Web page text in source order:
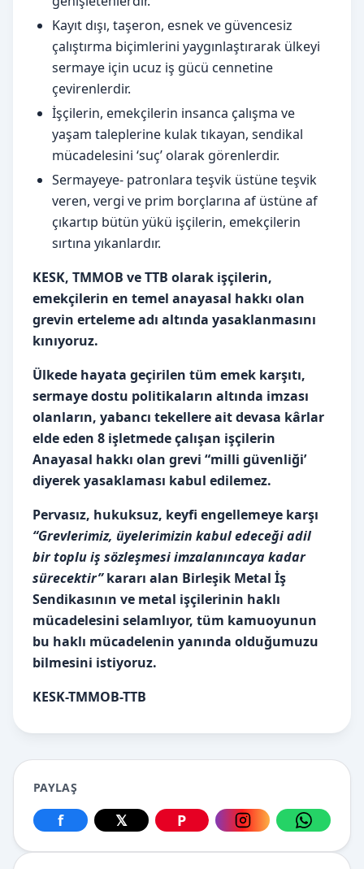
Kayıt dışı, taşeron, esnek ve güvencesiz
çalıştırma biçimlerini yaygınlaştırarak ülkeyi
sermaye için ucuz iş gücü cennetine
çevirenlerdir.
İşçilerin, emekçilerin insanca çalışma ve
yaşam taleplerine kulak tıkayan, sendikal
mücadelesini ‘suç’ olarak görenlerdir.
Sermayeye- patronlara teşvik üstüne teşvik
veren, vergi ve prim borçlarına af üstüne af
çıkartıp bütün yükü işçilerin, emekçilerin
sırtına yıkanlardır.
KESK, TMMOB ve TTB olarak işçilerin,
emekçilerin en temel anayasal hakkı olan
grevin erteleme adı altında yasaklanmasını
kınıyoruz.
Ülkede hayata geçirilen tüm emek karşıtı,
sermaye dostu politikaların altında imzası
olanların, yabancı tekellere ait devasa kârlar
elde eden 8 işletmede çalışan işçilerin
Anayasal hakkı olan grevi “milli güvenliği’
diyerek yasaklaması kabul edilemez.
Pervasız, hukuksuz, keyfi engellemeye karşı
“Grevlerimiz, üyelerimizin kabul edeceği adil
bir toplu iş sözleşmesi imzalanıncaya kadar
sürecektir”kararı alan Birleşik Metal İş
Sendikasının ve metal işçilerinin haklı
mücadelesini selamlıyor, tüm kamuoyunun
bu haklı mücadelenin yanında olduğumuzu
bilmesini istiyoruz.
KESK-TMMOB-TTB
PAYLAŞ
Facebook üzerinden paylaş
f
X üzerinden paylaş
𝕏
Pinterest üzerinden paylaş
P
Instagram